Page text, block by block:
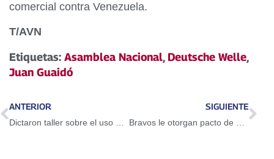
comercial contra Venezuela.
T/AVN
Etiquetas: Asamblea Nacional, Deutsche Welle,
Juan Guaidó
ANTERIOR SIGUIENTE